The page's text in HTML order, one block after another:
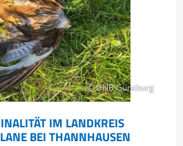
mehr
© UNB Günzburg
IM LANDKREIS
BEI THANNHAUSEN